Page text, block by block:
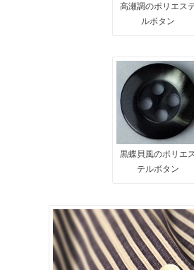
高瀬調のポリエス
ルボタン
黒蝶貝風のポリエ
テルボタン